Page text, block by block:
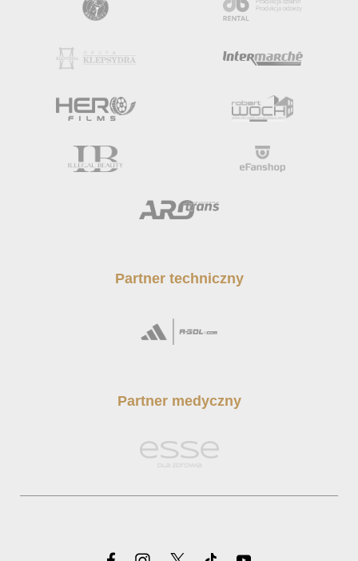
Partner techniczny
Partner medyczny